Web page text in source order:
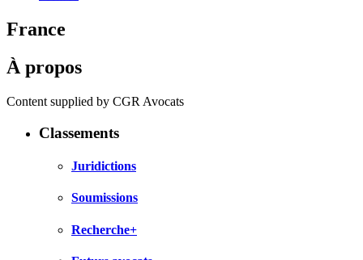
France
À propos
Content supplied by CGR Avocats
Classements
Juridictions
Soumissions
Recherche+